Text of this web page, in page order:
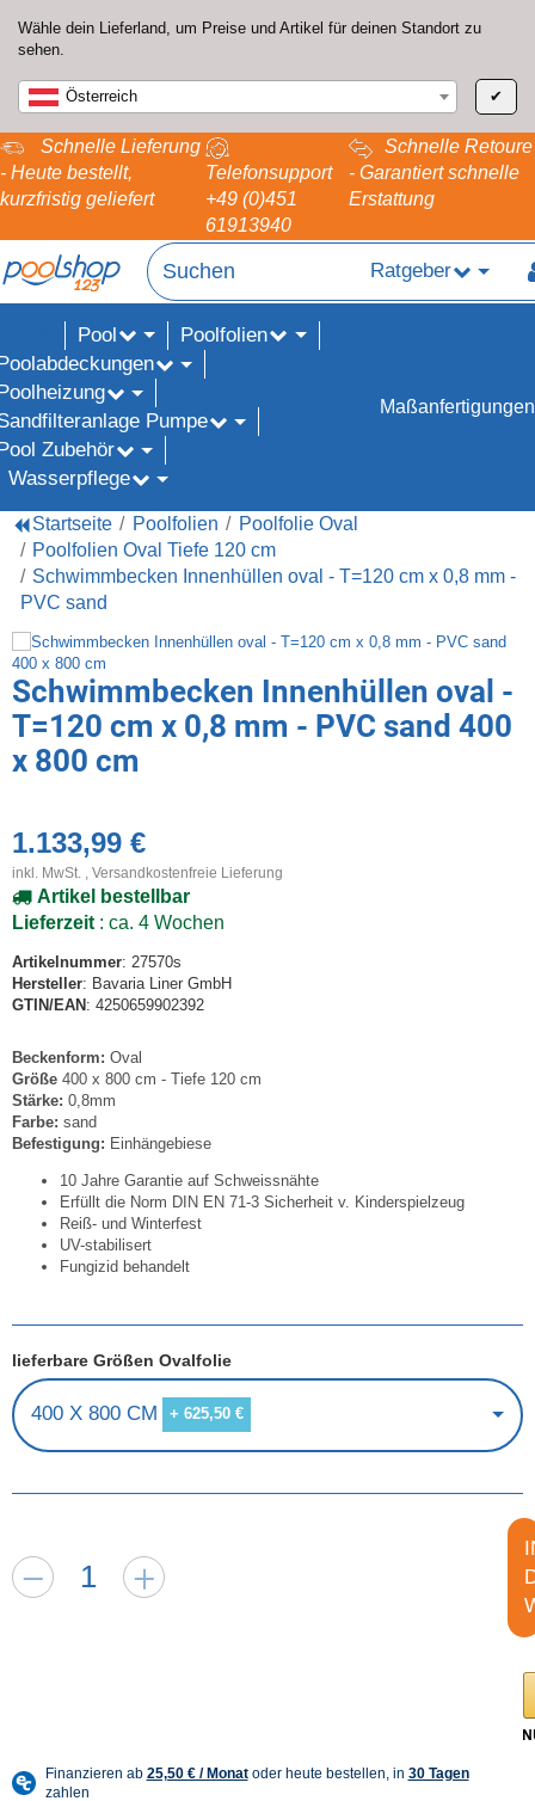
Wähle dein Lieferland, um Preise und Artikel für deinen Standort zu
sehen.
Österreich ✔
Schnelle Lieferung
- Heute bestellt,
kurzfristig geliefert
Telefonsupport
+49 (0)451
61913940
Schnelle Retoure
- Garantiert schnelle
Erstattung
Ratgeber
Pool
Poolfolien
Pumpe
Zubehör
Wasserpflege
Maßanfertigungen
Startseite Poolfolien
Poolfolie Oval
Poolfolien Oval Tiefe 120 cm
Schwimmbecken Innenhüllen oval - T=120 cm x 0,8 mm -
PVC sand
Schwimmbecken Innenhüllen oval -
T=120 cm x 0,8 mm - PVC sand 400
x 800 cm
1.133,99 €
inkl. MwSt. , Versandkostenfreie Lieferung
Artikel bestellbar
Lieferzeit : ca. 4 Wochen
Artikelnummer: 27570s
Hersteller: Bavaria Liner GmbH
GTIN/EAN : 4250659902392
Beckenform: Oval
Größe 400 x 800 cm - Tiefe 120 cm
Stärke: 0,8mm
Farbe: sand
Befestigung: Einhängebiese
10 Jahre Garantie auf Schweissnähte
Erfüllt die Norm DIN EN 71-3 Sicherheit v. Kinderspielzeug
Reiß- und Winterfest
UV-stabilisert
Fungizid behandelt
lieferbare Größen Ovalfolie
400 X 800 CM + 625,50 €